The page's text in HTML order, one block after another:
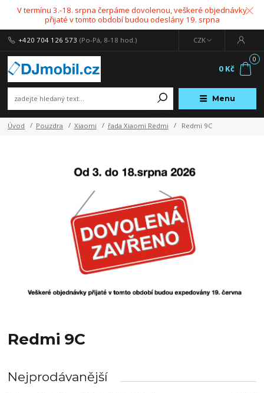
V termínu 3.-18. srpna čerpáme dovolenou, veškeré objednávky
přijaté v tomto období budou odeslány 19. srpna
Menu
CZK
+420 704 126 573 (Po-Pá, 8-18 hod.)
0
0 Kč
Úvod Pouzdra Xiaomi řada Xiaomi Redmi Redmi 9C
Redmi 9C
Nejprodávanější